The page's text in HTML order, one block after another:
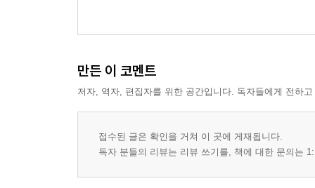
만든 이 코멘트
저자, 역자, 편집자를 위한 공간입니다. 독자들에게 전하
접수된 글은 확인을 거쳐 이 곳에 게재됩니다.
독자 분들의 리뷰는 리뷰 쓰기를, 책에 대한 문의는